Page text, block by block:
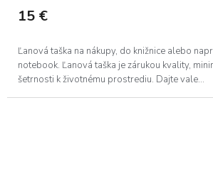
15 €
Ľanová taška na nákupy, do knižnice alebo
notebook. Ľanová taška je zárukou kvality,
šetrnosti k životnému prostrediu. Dajte vale...